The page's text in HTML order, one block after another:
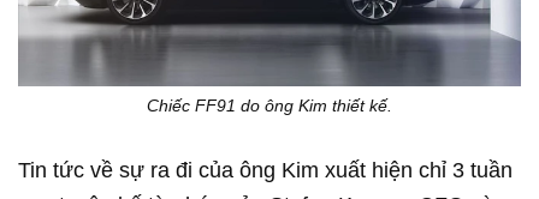
Chiếc FF91 do ông Kim thiết kế.
Tin tức về sự ra đi của ông Kim xuất hiện chỉ 3 tuần